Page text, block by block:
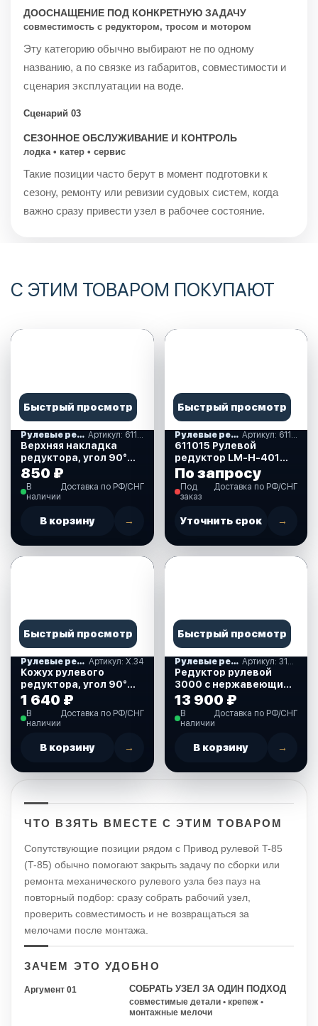
ДООСНАЩЕНИЕ ПОД КОНКРЕТНУЮ ЗАДАЧУ
совместимость с редуктором, тросом и мотором
Эту категорию обычно выбирают не по одному
названию, а по связке из габаритов, совместимости и
сценария эксплуатации на воде.
Сценарий 03
СЕЗОННОЕ ОБСЛУЖИВАНИЕ И КОНТРОЛЬ
лодка • катер • сервис
Такие позиции часто берут в момент подготовки к
сезону, ремонту или ревизии судовых систем, когда
важно сразу привести узел в рабочее состояние.
С ЭТИМ ТОВАРОМ ПОКУПАЮТ
Быстрый просмотр
Рулевые редукторы, комплекты и накладки
Верхняя накладка
редуктора, угол 90°
(LM-B-1B) (611003)
850 ₽
В
наличии
Доставка по РФ/СНГ
В корзину →
Быстрый просмотр
Рулевые редукторы, комплекты и накладки
611015 Рулевой
редуктор LM-H-401
(без комплекта
присоединения)
По запросу
Под
заказ
Доставка по РФ/СНГ
Уточнить срок →
Быстрый просмотр
Рулевые редукторы, комплекты и накладки Артикул: X.34
Кожух рулевого
редуктора, угол 90°
для T-71FC, T-72FC и T-
73NRFC (X.34)
1 640 ₽
В
наличии
Доставка по РФ/СНГ
В корзину →
Быстрый просмотр
Рулевые редукторы, комплекты и накладки
Редуктор рулевой
3000 с нержавеющим
тросом 11 футов
(3,35м) (315011)
13 900 ₽
В
наличии
Доставка по РФ/СНГ
В корзину →
ЧТО ВЗЯТЬ ВМЕСТЕ С ЭТИМ ТОВАРОМ
Сопутствующие позиции рядом с Привод рулевой T-85
(T-85) обычно помогают закрыть задачу по сборки или
ремонта механического рулевого узла без пауз на
повторный подбор: сразу собрать рабочий узел,
проверить совместимость и не возвращаться за
мелочами после монтажа.
ЗАЧЕМ ЭТО УДОБНО
Аргумент 01 СОБРАТЬ УЗЕЛ ЗА ОДИН ПОДХОД
совместимые детали • крепеж •
монтажные мелочи